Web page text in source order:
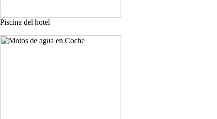
Piscina del hotel